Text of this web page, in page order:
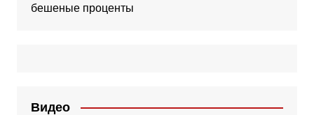
бешеные проценты
Видео